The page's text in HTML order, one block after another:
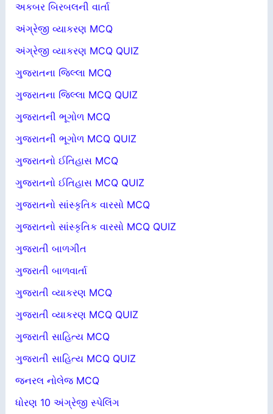
અકબર બિરબલની વાર્તા
અંગ્રેજી વ્યાકરણ MCQ
અંગ્રેજી વ્યાકરણ MCQ QUIZ
ગુજરાતના જિલ્લા MCQ
ગુજરાતના જિલ્લા MCQ QUIZ
ગુજરાતની ભૂગોળ MCQ
ગુજરાતની ભૂગોળ MCQ QUIZ
ગુજરાતનો ઈતિહાસ MCQ
ગુજરાતનો ઈતિહાસ MCQ QUIZ
ગુજરાતનો સાંસ્કૃતિક વારસો MCQ
ગુજરાતનો સાંસ્કૃતિક વારસો MCQ QUIZ
ગુજરાતી બાળગીત
ગુજરાતી બાળવાર્તા
ગુજરાતી વ્યાકરણ MCQ
ગુજરાતી વ્યાકરણ MCQ QUIZ
ગુજરાતી સાહિત્ય MCQ
ગુજરાતી સાહિત્ય MCQ QUIZ
જનરલ નોલેજ MCQ
ધોરણ 10 અંગ્રેજી સ્પેલિંગ